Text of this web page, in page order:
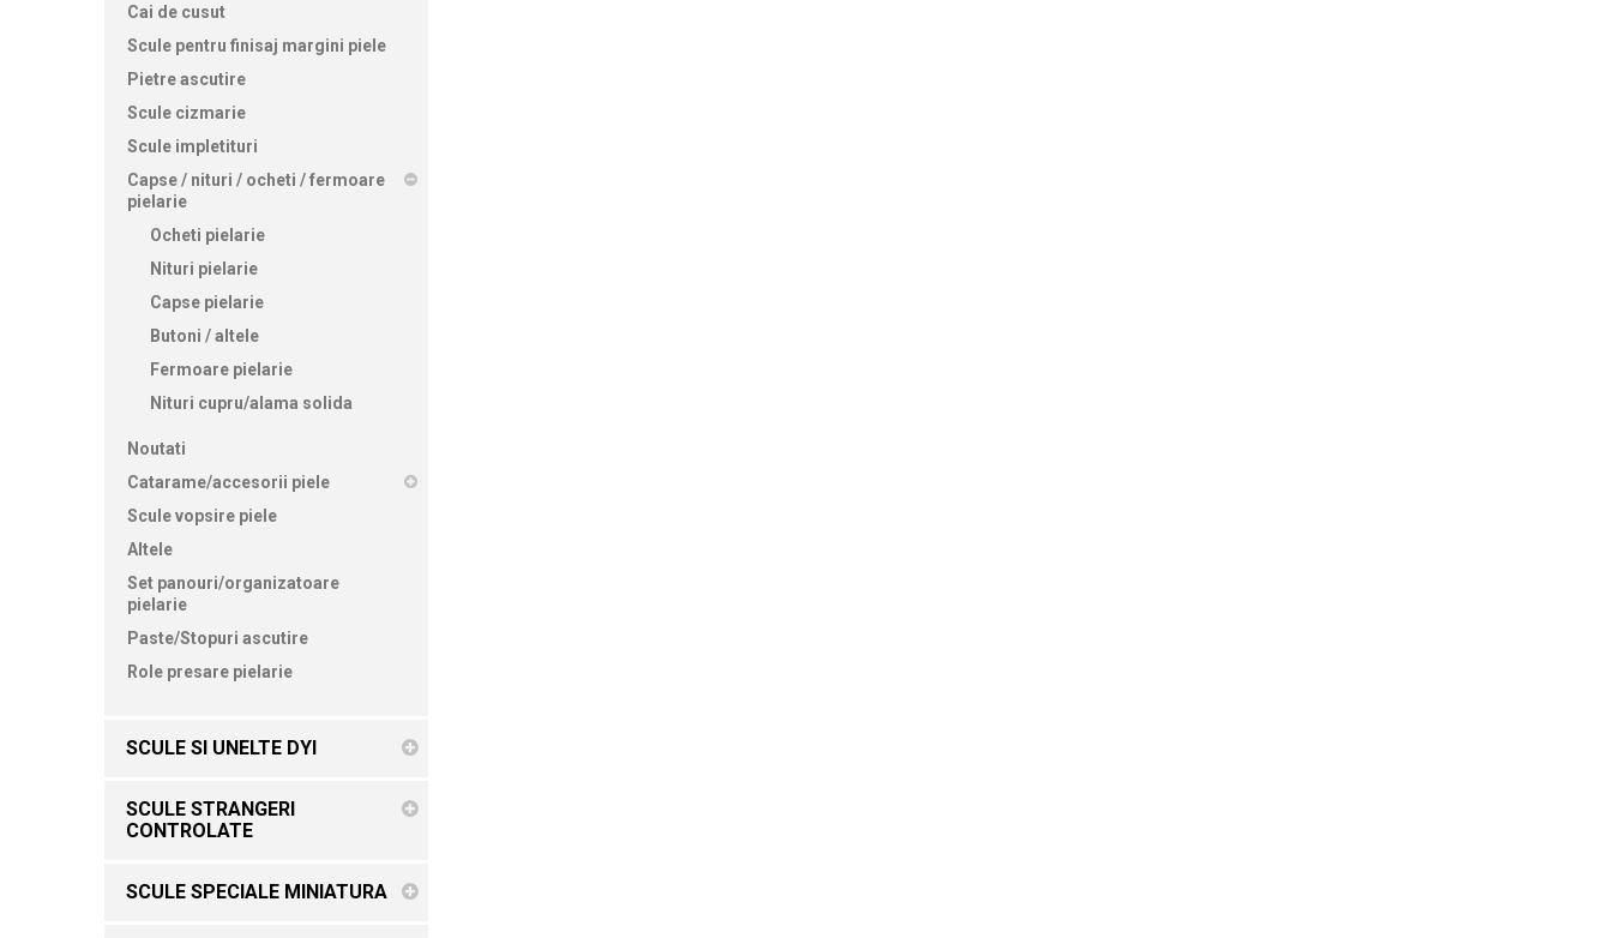
Cai de cusut
Scule pentru finisaj margini piele
Pietre ascutire
Scule cizmarie
Scule impletituri
Capse / nituri / ocheti / fermoare
pielarie
Ocheti pielarie
Nituri pielarie
Capse pielarie
Butoni / altele
Fermoare pielarie
Nituri cupru/alama solida
Noutati
Catarame/accesorii piele
Scule vopsire piele
Altele
Set panouri/organizatoare
pielarie
Paste/Stopuri ascutire
Role presare pielarie
SCULE SI UNELTE DYI
SCULE STRANGERI
CONTROLATE
SCULE SPECIALE MINIATURA